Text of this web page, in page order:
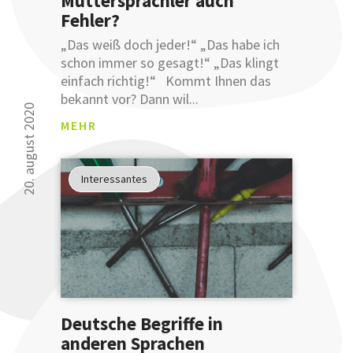
Fehler?
„Das weiß doch jeder!“ „Das habe ich
schon immer so gesagt!“ „Das klingt
einfach richtig!“ Kommt Ihnen das
bekannt vor? Dann wil...
MEHR
20. august 2020 Interessantes
Deutsche Begriffe in
anderen Sprachen
an
unsere
sprachlichen
Glauben
Sie uns
nicht?
Testen
Sie uns.